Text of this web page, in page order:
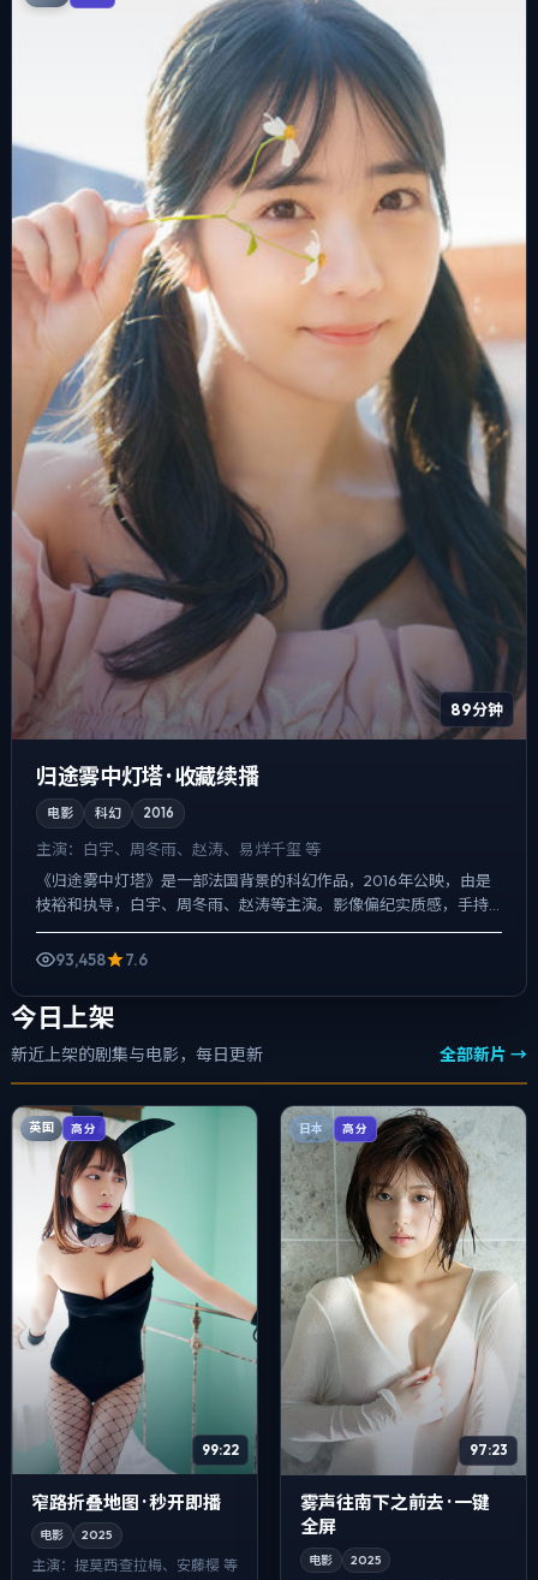
89分钟
归途雾中灯塔 · 收藏续播
电影 科幻 2016
主演：
白宇、周冬雨、赵涛、易烊千玺 等
《归途雾中灯塔》是一部法国背景的科幻作品，2016年公映，由是
枝裕和执导，白宇、周冬雨、赵涛等主演。影像偏纪实质感，手持
与固定机位交替出现，喜剧桥段服务于人物性格，笑点背后仍有...
93,458
7.6
今日上架
新近上架的剧集与电影，每日更新 全部新片 →
英国 高分
99:22
窄路折叠地图 · 秒开即播
电影 2025
主演： 提莫西·查拉梅、安藤樱 等
日本 高分
97:23
雾声往南下之前去 · 一键
全屏
电影 2025